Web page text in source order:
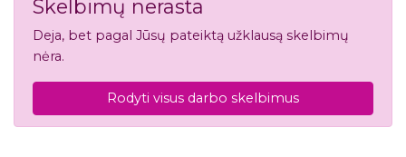
Skelbimų nerasta
Deja, bet pagal Jūsų pateiktą užklausą skelbimų
nėra.
Rodyti visus darbo skelbimus